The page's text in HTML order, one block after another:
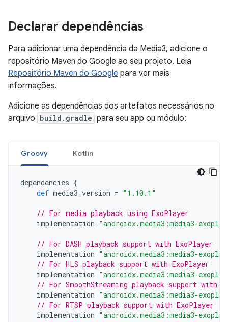
Declarar dependências
Para adicionar uma dependência da Media3, adicione o
repositório Maven do Google ao seu projeto. Leia
Repositório Maven do Google para ver mais
informações.
Adicione as dependências dos artefatos necessários no
arquivo build.gradle para seu app ou módulo:
Groovy Kotlin
dependencies {
def media3_version = "1.10.1"
// For media playback using ExoPlayer
implementation "androidx.media3:media3-
// For DASH playback support with ExoPlayer
implementation "androidx.media3:media3-
// For HLS playback support with ExoPlayer
implementation "androidx.media3:media3-
// For SmoothStreaming playback support with
implementation "androidx.media3:media3-
// For RTSP playback support with ExoPlayer
implementation "androidx.media3:media3-